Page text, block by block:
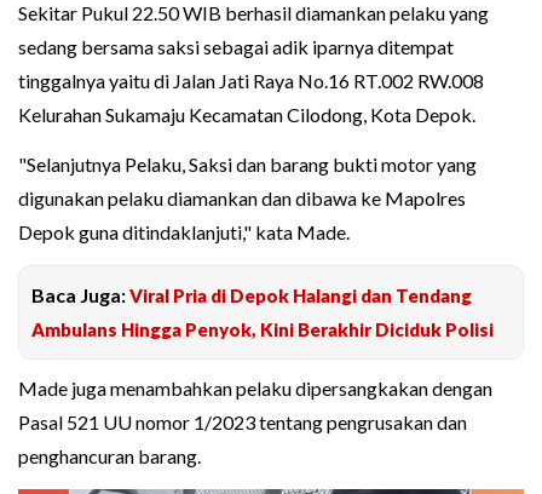
Sekitar Pukul 22.50 WIB berhasil diamankan pelaku yang
sedang bersama saksi sebagai adik iparnya ditempat
tinggalnya yaitu di Jalan Jati Raya No.16 RT.002 RW.008
Kelurahan Sukamaju Kecamatan Cilodong, Kota Depok.
"Selanjutnya Pelaku, Saksi dan barang bukti motor yang
digunakan pelaku diamankan dan dibawa ke Mapolres
Depok guna ditindaklanjuti," kata Made.
Baca Juga:Viral Pria di Depok Halangi dan Tendang
Ambulans Hingga Penyok, Kini Berakhir Diciduk Polisi
Made juga menambahkan pelaku dipersangkakan dengan
Pasal 521 UU nomor 1/2023 tentang pengrusakan dan
penghancuran barang.